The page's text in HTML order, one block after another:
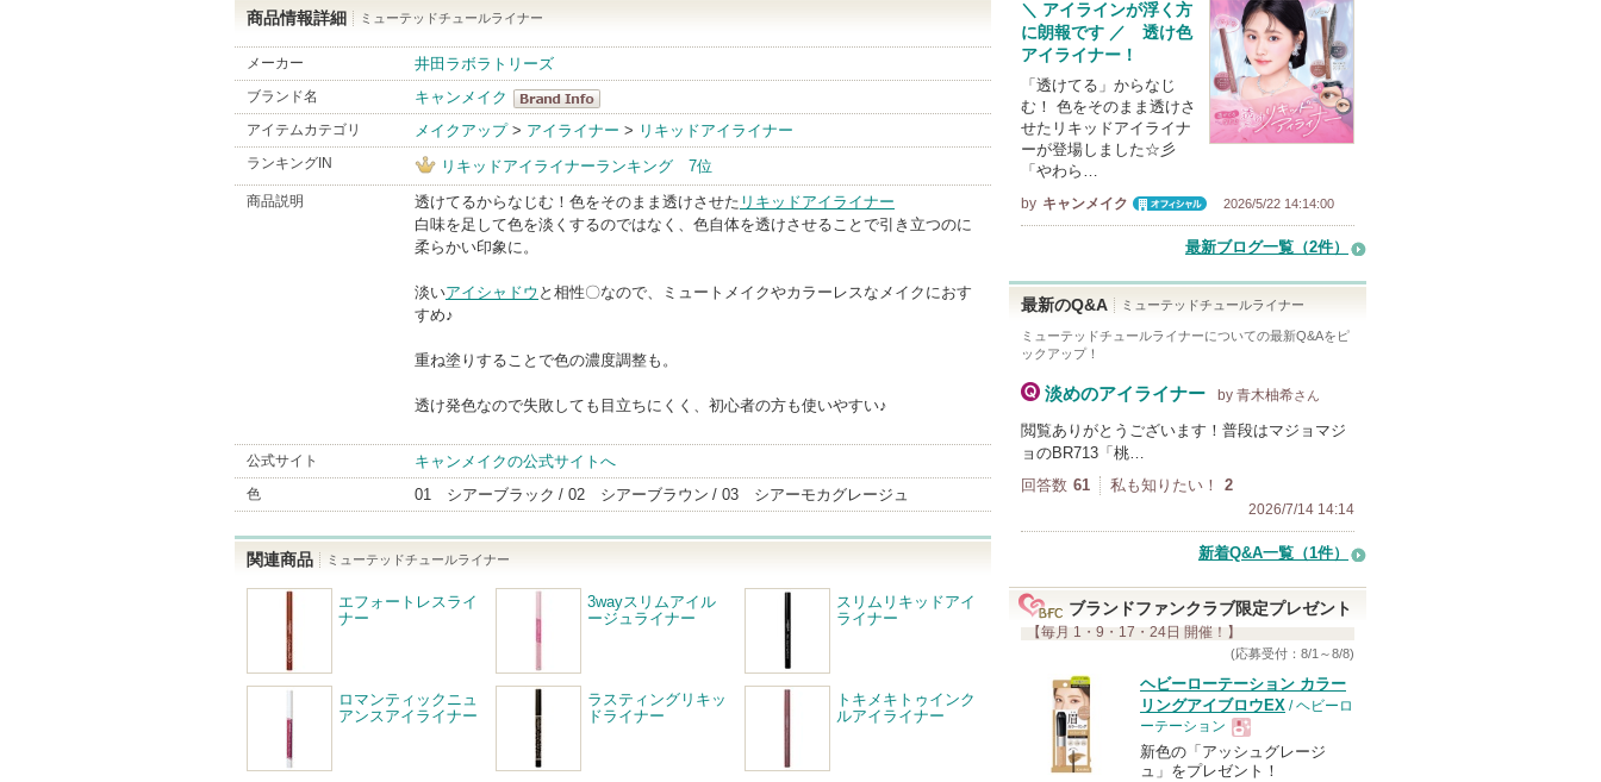
商品情報詳細 ミューテッドチュールライナー
メーカー 井田ラボラトリーズ
ブランド名
キャンメイク
キャンメイク
BrandInfo
アイテムカテゴリ メイクアップ> アイライナー > リキッドアイライナー
ランキングIN リキッドアイライナーランキング 7位
商品説明 透けてるからなじむ！色をそのまま透けさせた リキッドアイライナー
白味を足して色を淡くするのではなく、色自体を透けさせることで引き立つのに
柔らかい印象に。
淡いアイシャドウ と相性〇なので、ミュートメイクやカラーレスなメイクにおす
すめ♪
重ね塗りすることで色の濃度調整も。
透け発色なので失敗しても目立ちにくく、初心者の方も使いやすい♪
公式サイト キャンメイクの公式サイトへ
色 01 シアーブラック 02 シアーブラウン 03 シアーモカグレージュ
関連商品 ミューテッドチュールライナー
エフォートレスライ
ナー
3wayスリムアイル
ージュライナー
スリムリキッドアイ
ライナー
ロマンティックニュ
アンスアイライナー
ラスティングリキッ
ドライナー
トキメキトゥインク
ルアイライナー
＼ アイラインが浮く方
に朗報です ／ 透け色
アイライナー！
「透けてる」からなじ
む！ 色をそのまま透けさ
せたリキッドアイライナ
ーが登場しました☆彡
「やわら…
by キャンメイク
2026/5/22 14:14:00
最新ブログ一覧（2件）
最新のQ&A ミューテッドチュールライナー
ミューテッドチュールライナーについての最新Q&Aをピ
ックアップ！
淡めのアイライナー by 青木柚希さん
閲覧ありがとうございます！普段はマジョマジ
ョのBR713「桃…
回答数 61 私も知りたい！ 2
2026/7/14 14:14
新着Q&A一覧（1件）
ブランドファンクラブ限定プレゼント
【毎月 1・9・17・24日 開催！】
(応募受付：8/1～8/8)
ヘビーローテーション カラー
リングアイブロウEX / ヘビーロ
ーテーション
現
新色の「アッシュグレージ
ュ」をプレゼント！